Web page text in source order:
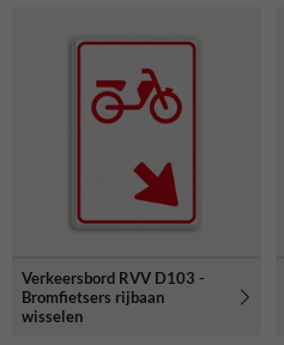
Verkeersbord RVV D103 -
Bromfietsers rijbaan
wisselen